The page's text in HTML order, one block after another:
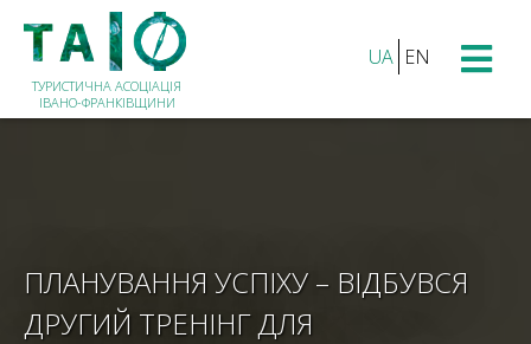
ТУРИСТИЧНА АСОЦІАЦІЯ
ІВАНО-ФРАНКІВЩИНИ
UA EN
ПЛАНУВАННЯ УСПІХУ – ВІДБУВСЯ
ДРУГИЙ ТРЕНІНГ ДЛЯ